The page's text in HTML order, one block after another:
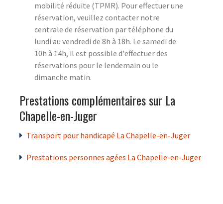
mobilité réduite (TPMR). Pour effectuer une
réservation, veuillez contacter notre
centrale de réservation par téléphone du
lundi au vendredi de 8h à 18h. Le samedi de
10h à 14h, il est possible d'effectuer des
réservations pour le lendemain ou le
dimanche matin.
Prestations complémentaires sur La
Chapelle-en-Juger
Transport pour handicapé La Chapelle-en-Juger
Prestations personnes agées La Chapelle-en-Juger